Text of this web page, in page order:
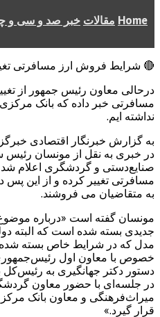
Home مقالات خبر صد و سی و
🔴 شرایط فروش ارز مسافرتی
درحالی معاون رئیس جمهور از
مسافرتی خبر داده که بانک مرکزی
نداشته ایم.
به گزارش خبرنگار اقتصادی
در خبری به نقل از مونسان رئیس
صنایع‌دستی و گردشگری اعلام
مسافرتی تغییر کرده و از این پس
به متقاضیان می فروشند.
مونسان گفته است «درباره موضوع
جدیدی بسته شده است که البته
مدل که در شرایط خاص بسته شده
خصوص با معاون اول
دستور دکتر جهانگیری به
در جلسه‌ای با حضور معاون
میراث‌فرهنگی و معاون بانک
قرار گیرد.»